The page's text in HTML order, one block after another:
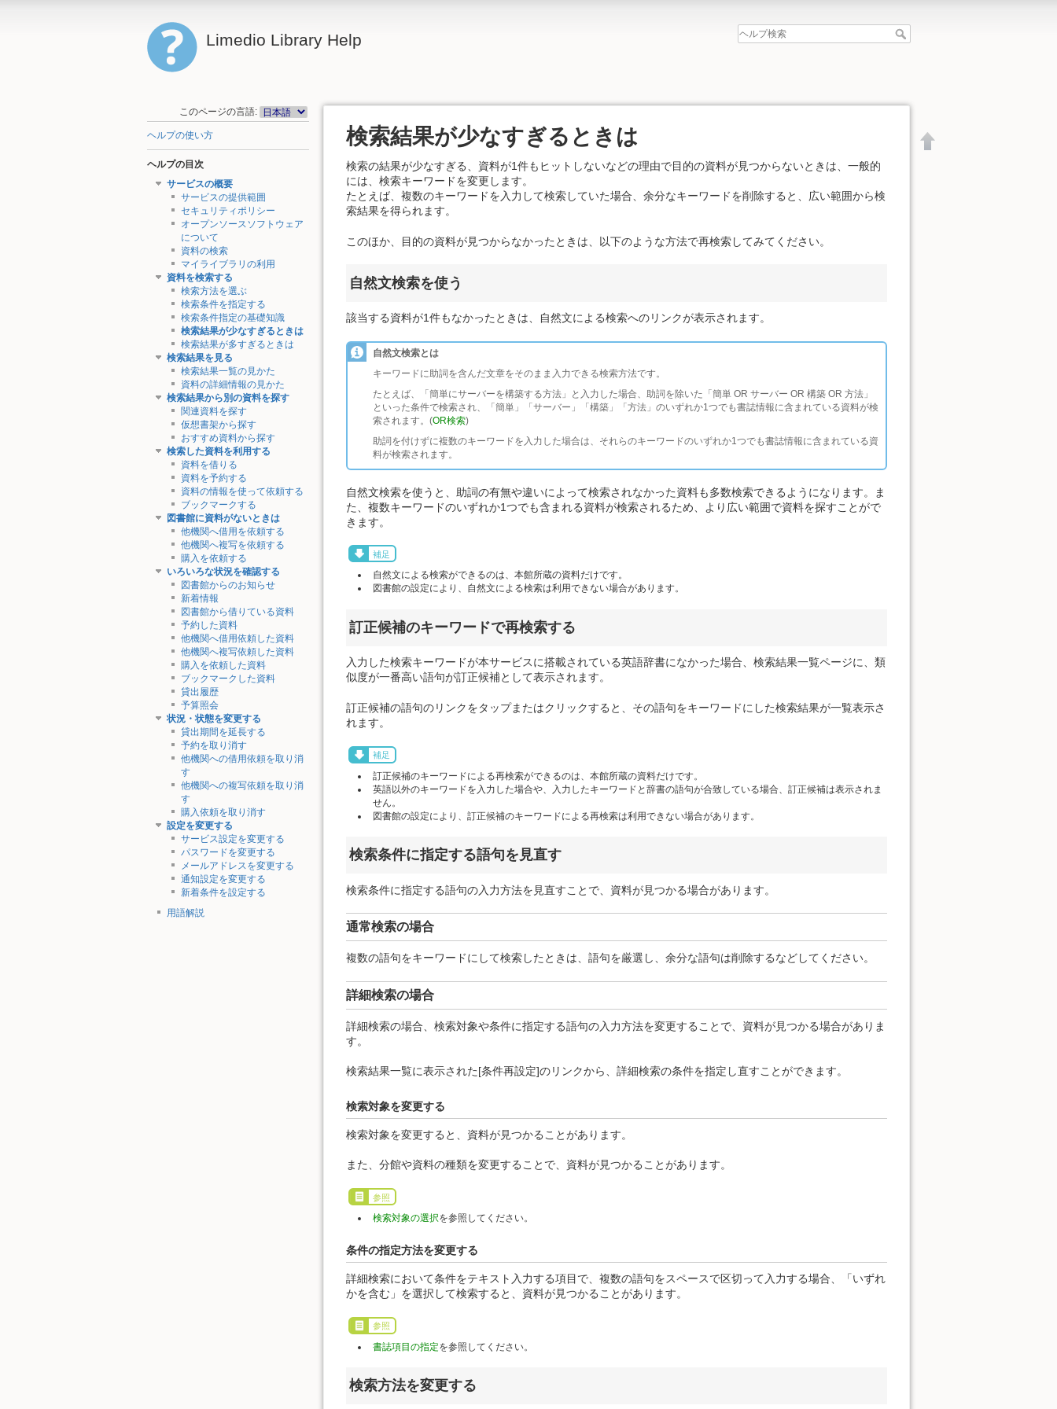
Limedio Library Help
このページの言語:
ヘルプの使い方
ヘルプの目次
サービスの概要
サービスの提供範囲
セキュリティポリシー
オープンソースソフトウェア
について
資料の検索
マイライブラリの利用
資料を検索する
検索方法を選ぶ
検索条件を指定する
検索条件指定の基礎知識
検索結果が少なすぎるときは
検索結果が多すぎるときは
検索結果を見る
検索結果一覧の見かた
資料の詳細情報の見かた
検索結果から別の資料を探す
関連資料を探す
仮想書架から探す
おすすめ資料から探す
検索した資料を利用する
資料を借りる
資料を予約する
資料の情報を使って依頼する
ブックマークする
図書館に資料がないときは
他機関へ借用を依頼する
他機関へ複写を依頼する
購入を依頼する
いろいろな状況を確認する
図書館からのお知らせ
新着情報
図書館から借りている資料
予約した資料
他機関へ借用依頼した資料
他機関へ複写依頼した資料
購入を依頼した資料
ブックマークした資料
貸出履歴
予算照会
状況・状態を変更する
貸出期間を延長する
予約を取り消す
他機関への借用依頼を取り消
す
他機関への複写依頼を取り消
す
購入依頼を取り消す
設定を変更する
サービス設定を変更する
パスワードを変更する
メールアドレスを変更する
通知設定を変更する
新着条件を設定する
用語解説
検索結果が少なすぎるときは
検索の結果が少なすぎる、資料が1件もヒットしないなどの理由で目的の資料が見つからないときは、一般的
には、検索キーワードを変更します。
たとえば、複数のキーワードを入力して検索していた場合、余分なキーワードを削除すると、広い範囲から検
索結果を得られます。
このほか、目的の資料が見つからなかったときは、以下のような方法で再検索してみてください。
自然文検索を使う
該当する資料が1件もなかったときは、自然文による検索へのリンクが表示されます。
自然文検索とは
キーワードに助詞を含んだ文章をそのまま入力できる検索方法です。
たとえば、「簡単にサーバーを構築する方法」と入力した場合、助詞を除いた「簡単 OR サーバー OR 構築 OR 方法」
といった条件で検索され、「簡単」「サーバー」「構築」「方法」のいずれか1つでも書誌情報に含まれている資料が検
索されます。(OR検索)
助詞を付けずに複数のキーワードを入力した場合は、それらのキーワードのいずれか1つでも書誌情報に含まれている資
料が検索されます。
自然文検索を使うと、助詞の有無や違いによって検索されなかった資料も多数検索できるようになります。ま
た、複数キーワードのいずれか1つでも含まれる資料が検索されるため、より広い範囲で資料を探すことがで
きます。
補足
自然文による検索ができるのは、本館所蔵の資料だけです。
図書館の設定により、自然文による検索は利用できない場合があります。
訂正候補のキーワードで再検索する
入力した検索キーワードが本サービスに搭載されている英語辞書になかった場合、検索結果一覧ページに、類
似度が一番高い語句が訂正候補として表示されます。
訂正候補の語句のリンクをタップまたはクリックすると、その語句をキーワードにした検索結果が一覧表示さ
れます。
補足
訂正候補のキーワードによる再検索ができるのは、本館所蔵の資料だけです。
英語以外のキーワードを入力した場合や、入力したキーワードと辞書の語句が合致している場合、訂正候補は表示されま
せん。
図書館の設定により、訂正候補のキーワードによる再検索は利用できない場合があります。
検索条件に指定する語句を見直す
検索条件に指定する語句の入力方法を見直すことで、資料が見つかる場合があります。
通常検索の場合
複数の語句をキーワードにして検索したときは、語句を厳選し、余分な語句は削除するなどしてください。
詳細検索の場合
詳細検索の場合、検索対象や条件に指定する語句の入力方法を変更することで、資料が見つかる場合がありま
す。
検索結果一覧に表示された[条件再設定]のリンクから、詳細検索の条件を指定し直すことができます。
検索対象を変更する
検索対象を変更すると、資料が見つかることがあります。
また、分館や資料の種類を変更することで、資料が見つかることがあります。
参照
検索対象の選択を参照してください。
条件の指定方法を変更する
詳細検索において条件をテキスト入力する項目で、複数の語句をスペースで区切って入力する場合、「いずれ
かを含む」を選択して検索すると、資料が見つかることがあります。
参照
書誌項目の指定を参照してください。
検索方法を変更する